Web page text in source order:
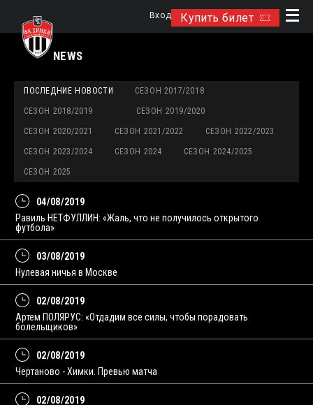
Купить билет
Вход
NEWS
ПОСЛЕДНИЕ НОВОСТИ СЕЗОН 2017/2018
СЕЗОН 2018/2019 СЕЗОН 2019/2020
СЕЗОН 2020/2021 СЕЗОН 2021/2022 СЕЗОН 2022/2023
СЕЗОН 2023/2024 СЕЗОН 2024 СЕЗОН 2024/2025
СЕЗОН 2025
04/08/2019
Равиль НЕТФУЛЛИН: «Жаль, что не получилось открытого
футбола»
03/08/2019
Нулевая ничья в Москве
02/08/2019
Артем ПОЛЯРУС: «Отдадим все силы, чтобы порадовать
болельщиков»
02/08/2019
Чертаново - Химки. Превью матча
02/08/2019